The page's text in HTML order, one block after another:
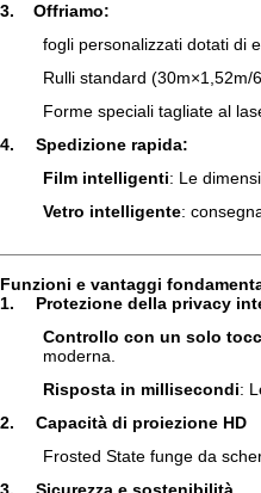
3.
Offriamo:
fogli personalizzati dotati di
Rulli standard (30m×1,52m/
Forme speciali tagliate al
4.
Spedizione rapida:
Film intelligenti: Le
Vetro intelligente:
Funzioni e vantaggi
1.
Protezione della privacy
Controllo con un solo
moderna.
Risposta in millisecondi:
2.
Capacità di proiezione HD
Frosted State funge da